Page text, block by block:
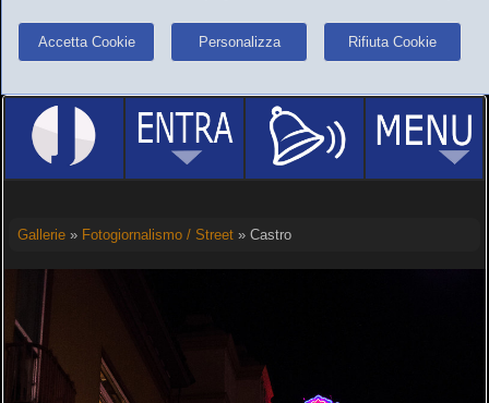
Accetta Cookie Personalizza Rifiuta Cookie
Gallerie» Fotogiornalismo / Street» Castro